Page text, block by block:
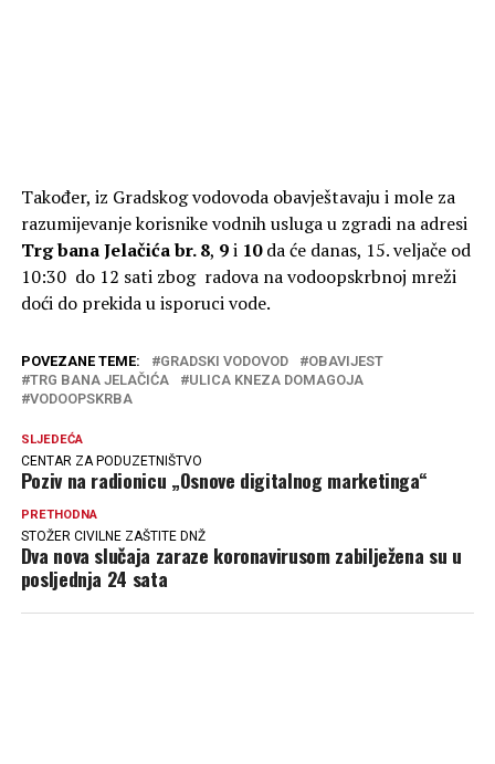
Također, iz Gradskog vodovoda obavještavaju i mole za
razumijevanje korisnike vodnih usluga u zgradi na adresi
Trg bana Jelačića br. 8, 9i 10da će danas, 15. veljače od
10:30 do 12 sati zbog radova na vodoopskrbnoj mreži
doći do prekida u isporuci vode.
POVEZANE TEME: GRADSKI VODOVOD
OBAVIJEST
TRG BANA JELAČIĆA
ULICA KNEZA DOMAGOJA
VODOOPSKRBA
SLJEDEĆA
CENTAR ZA PODUZETNIŠTVO
Poziv na radionicu „Osnove digitalnog marketinga“
PRETHODNA
STOŽER CIVILNE ZAŠTITE DNŽ
Dva nova slučaja zaraze koronavirusom zabilježena su u
posljednja 24 sata